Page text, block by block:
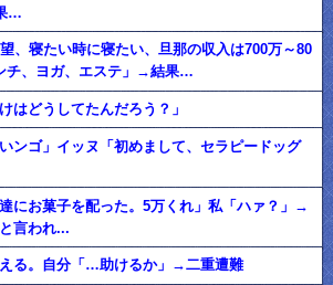
…
、寝たい時に寝たい、旦那の収入は700万～80
チ、ヨガ、エステ」→結果…
はどうしてたんだろう？」
ンゴ」イッヌ「初めまして、セラピードッグ
にお菓子を配った。5万くれ」私「ハァ？」→
言われ...
る。自分「…助けるか」→二重遭難